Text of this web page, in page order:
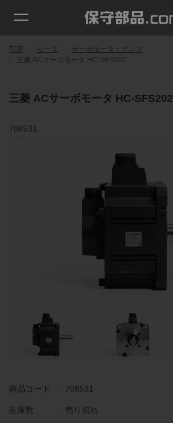
TOP モータ
サーボモータ・アンプ
三菱 ACサーボモータ HC-SFS202
三菱 ACサーボモータ HC-SFS202
708531
商品コード : 708531
在庫数 : 売り切れ